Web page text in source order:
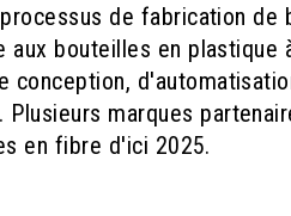
de fabrication
bouteilles en
marques
en fibre d'ici 2025.